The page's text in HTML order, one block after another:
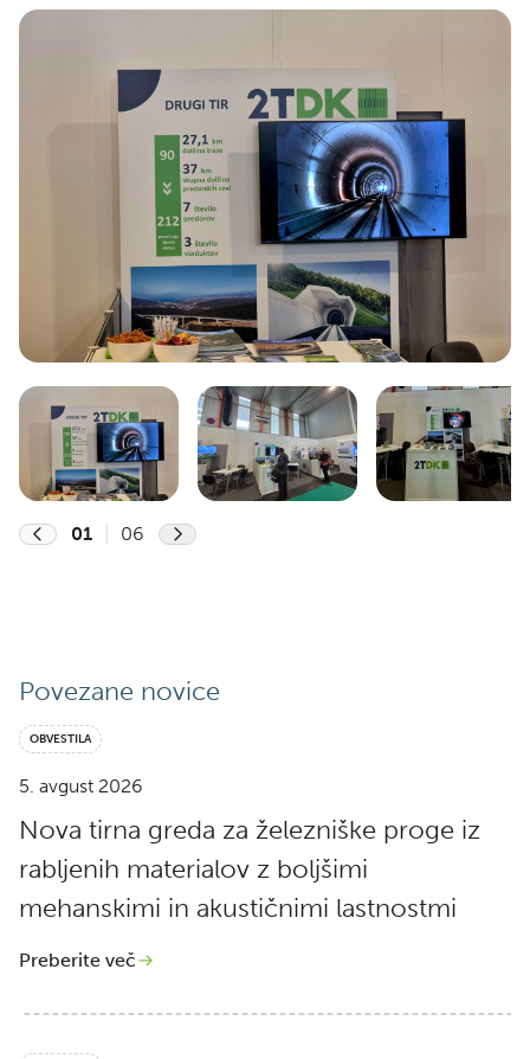
Previous
01 06
Next
Povezane novice
OBVESTILA
5. avgust 2026
Nova tirna greda za železniške proge iz
rabljenih materialov z boljšimi
mehanskimi in akustičnimi lastnostmi
Preberite več